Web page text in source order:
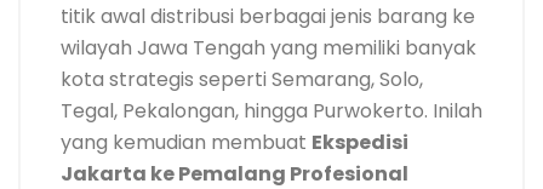
titik awal distribusi berbagai jenis barang ke
wilayah Jawa Tengah yang memiliki banyak
kota strategis seperti Semarang, Solo,
Tegal, Pekalongan, hingga Purwokerto. Inilah
yang kemudian membuat Ekspedisi
Jakarta ke Pemalang Profesional